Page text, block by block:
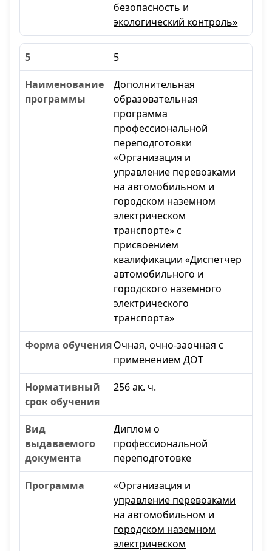
безопасность и
экологический контроль»
5
Дополнительная
образовательная
программа
профессиональной
переподготовки
«Организация и
управление перевозками
на автомобильном и
городском наземном
электрическом
транспорте» с
присвоением
квалификации «Диспетчер
автомобильного и
городского наземного
электрического
транспорта»
Очная, очно-заочная с
применением ДОТ
256 ак. ч.
Диплом о
профессиональной
переподготовке
«Организация и
управление перевозками
на автомобильном и
городском наземном
электрическом